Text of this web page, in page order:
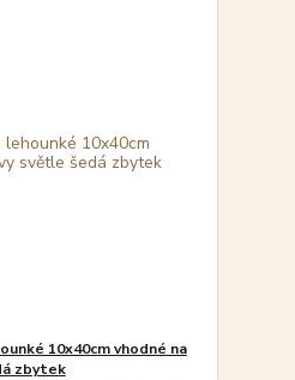
10x40cm vhodné na
zbytek